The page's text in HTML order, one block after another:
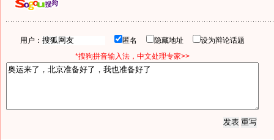
用户： 匿名 隐藏地址
设为辩论话题
*搜狗拼音输入法，中文处理专家>>